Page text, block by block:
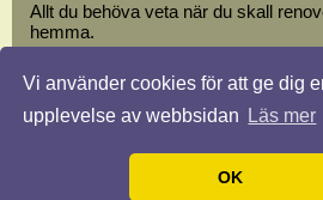
Vi använder cookies för att ge dig
upplevelse av webbsidan
Läs mer
OK
Allt du behöva veta när du skall
hemma.